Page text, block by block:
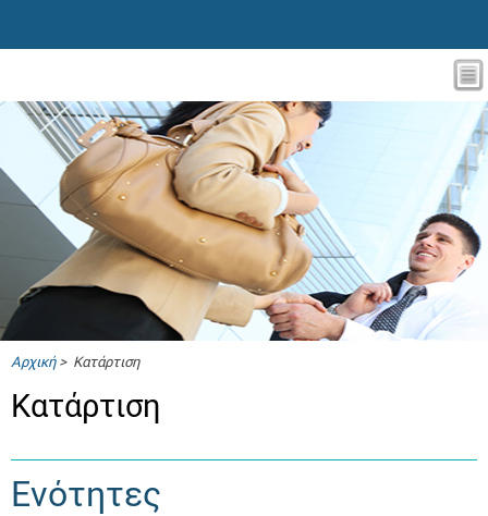
Αρχική> Κατάρτιση
Κατάρτιση
Ενότητες